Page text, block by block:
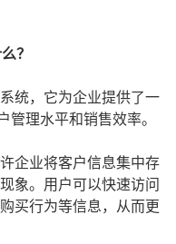
？
统，它为企业提供了一
理水平和销售效率。
企业将客户信息集中存
象。用户可以快速访问
买行为等信息，从而更